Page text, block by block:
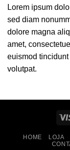
Lorem ipsum
sed diam
dolore magna
amet,
euismod
volutpat.
HOME LOJA